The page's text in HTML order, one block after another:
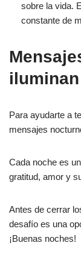
sobre la vida.
constante de
Para ayudarte a
mensajes
Cada noche es
gratitud, amor y
Antes de cerrar
desafío es una
¡Buenas noches!